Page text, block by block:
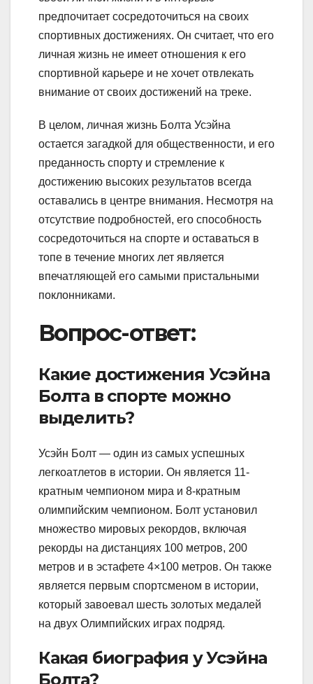
предпочитает сосредоточиться на своих
спортивных достижениях. Он считает, что его
личная жизнь не имеет отношения к его
спортивной карьере и не хочет отвлекать
внимание от своих достижений на треке.
В целом, личная жизнь Болта Усэйна
остается загадкой для общественности, и его
преданность спорту и стремление к
достижению высоких результатов всегда
оставались в центре внимания. Несмотря на
отсутствие подробностей, его способность
сосредоточиться на спорте и оставаться в
топе в течение многих лет является
впечатляющей его самыми пристальными
поклонниками.
Вопрос-ответ:
Какие достижения Усэйна
Болта в спорте можно
выделить?
Усэйн Болт — один из самых успешных
легкоатлетов в истории. Он является 11-
кратным чемпионом мира и 8-кратным
олимпийским чемпионом. Болт установил
множество мировых рекордов, включая
рекорды на дистанциях 100 метров, 200
метров и в эстафете 4×100 метров. Он также
является первым спортсменом в истории,
который завоевал шесть золотых медалей
на двух Олимпийских играх подряд.
Какая биография у Усэйна
Болта?